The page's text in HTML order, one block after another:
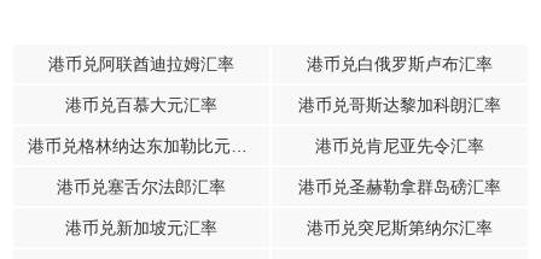
港币兑阿联酋迪拉姆汇率 港币兑白俄罗斯卢布汇率
港币兑百慕大元汇率 港币兑哥斯达黎加科朗汇率
港币兑肯尼亚先令汇率
港币兑塞舌尔法郎汇率 港币兑圣赫勒拿群岛磅汇率
港币兑新加坡元汇率 港币兑突尼斯第纳尔汇率